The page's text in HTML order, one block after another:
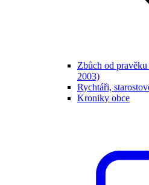
Zbůch od
2003)
Rychtáři,
Kroniky obce